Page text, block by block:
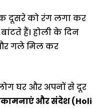
दूसरे को रंग लगा कर
हैं। होली के दिन
गले मिल कर
घर और अपनों से दूर
और संदेश (Holi